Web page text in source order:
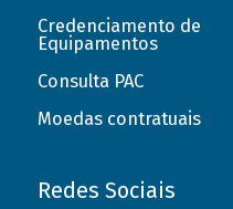
Credenciamento de
Equipamentos
Consulta PAC
Moedas contratuais
Redes Sociais